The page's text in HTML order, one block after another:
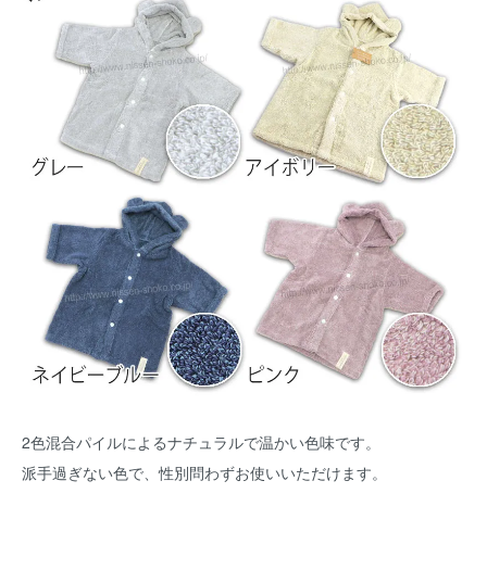
2色混合パイルによるナチュラルで温かい色味です。
派手過ぎない色で、性別問わずお使いいただけます。